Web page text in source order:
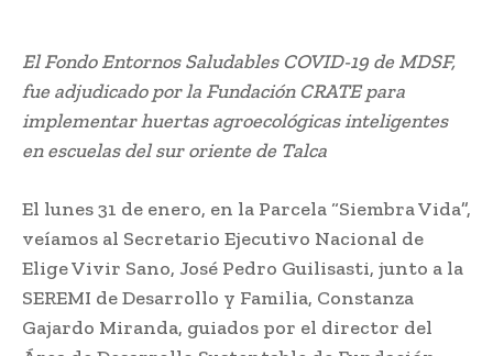
El Fondo Entornos Saludables COVID-19 de MDSF,
fue adjudicado por la Fundación CRATE para
implementar huertas agroecológicas inteligentes
en escuelas del sur oriente de Talca
El lunes 31 de enero, en la Parcela “Siembra Vida”,
veíamos al Secretario Ejecutivo Nacional de
Elige Vivir Sano, José Pedro Guilisasti, junto a la
SEREMI de Desarrollo y Familia, Constanza
Gajardo Miranda, guiados por el director del